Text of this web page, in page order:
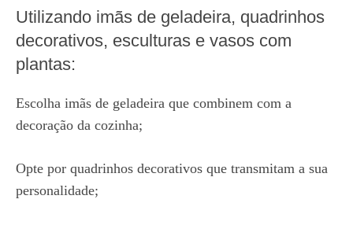
Utilizando imãs de geladeira, quadrinhos
decorativos, esculturas e vasos com
plantas:
Escolha imãs de geladeira que combinem com a
decoração da cozinha;
Opte por quadrinhos decorativos que transmitam a sua
personalidade;